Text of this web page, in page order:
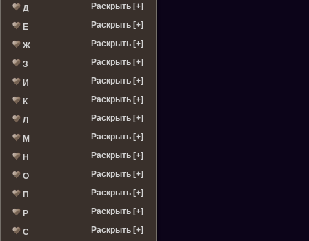
Д Раскрыть [+]
Е Раскрыть [+]
Ж Раскрыть [+]
З Раскрыть [+]
И Раскрыть [+]
К Раскрыть [+]
Л Раскрыть [+]
М Раскрыть [+]
Н Раскрыть [+]
О Раскрыть [+]
П Раскрыть [+]
Р Раскрыть [+]
С Раскрыть [+]